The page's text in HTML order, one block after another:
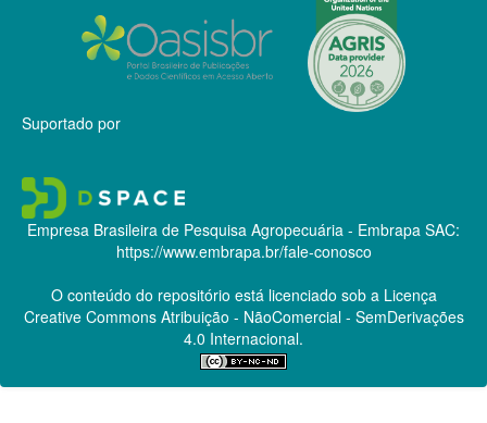
Suportado por
Empresa Brasileira de Pesquisa Agropecuária - Embrapa SAC:
https://www.embrapa.br/fale-conosco
O conteúdo do repositório está licenciado sob a Licença
Creative CommonsAtribuição - NãoComercial - SemDerivações
4.0 Internacional.